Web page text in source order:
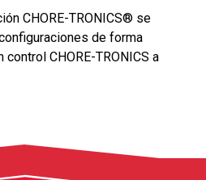
CHORE-TRONICS® se
de forma
CHORE-TRONICS a